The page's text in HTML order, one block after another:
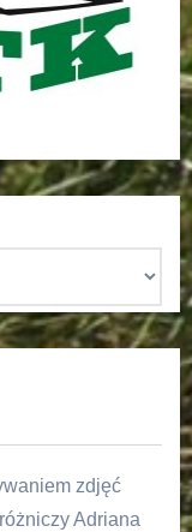
zdjęć
Adriana